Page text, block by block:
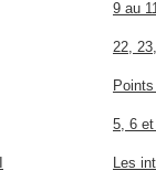
9 au
22,
5, 6 et
Les